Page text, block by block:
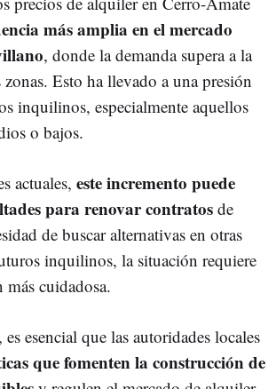
más amplia en el mercado
, donde la demanda supera a la
Esto ha llevado a una presión
inquilinos, especialmente aquellos
o bajos.
actuales, este incremento puede
para renovar contratos de
de buscar alternativas en otras
inquilinos, la situación requiere
cuidadosa.
esencial que las autoridades locales
que fomenten la construcción de